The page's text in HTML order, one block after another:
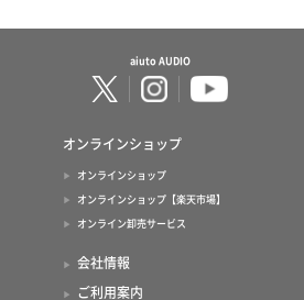
aiuto AUDIO
オンラインショップ
オンラインショップ
オンラインショップ【楽天市場】
オンライン卸売サービス
会社情報
ご利用案内